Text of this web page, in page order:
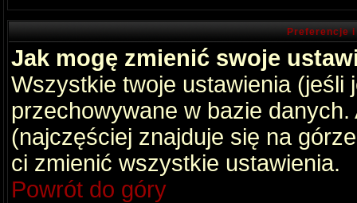
Preferencje
Jak mogę zmienić swoje
Wszystkie twoje ustawienia (jeśli
przechowywane w bazie
(najczęściej znajduje się na
ci zmienić wszystkie ustawienia.
Powrót do góry